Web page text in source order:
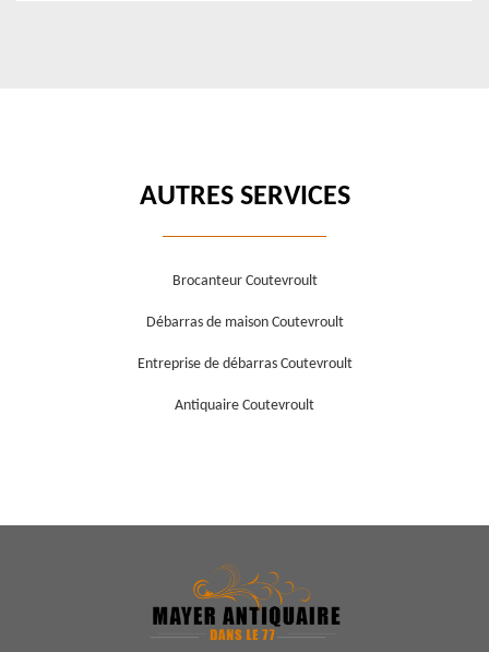
AUTRES SERVICES
Brocanteur Coutevroult
Débarras de maison Coutevroult
Entreprise de débarras Coutevroult
Antiquaire Coutevroult